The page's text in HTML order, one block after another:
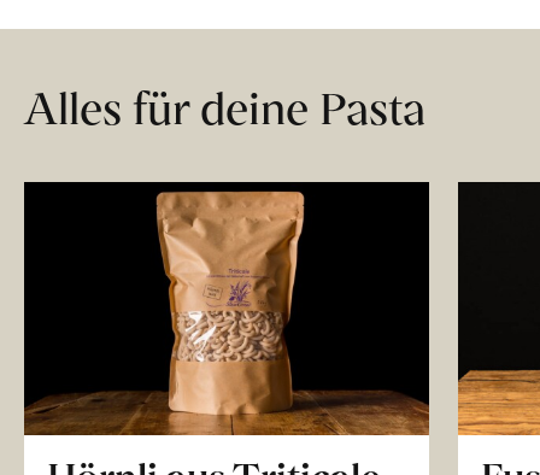
Alles für deine Pasta